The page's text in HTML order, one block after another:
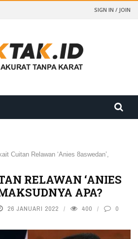
SIGN IN / JOIN
Cuitan Relawan ‘Anies 8aswedan’,
RELAWAN ‘ANIES
APA?
26 JANUARI 2022 400 0